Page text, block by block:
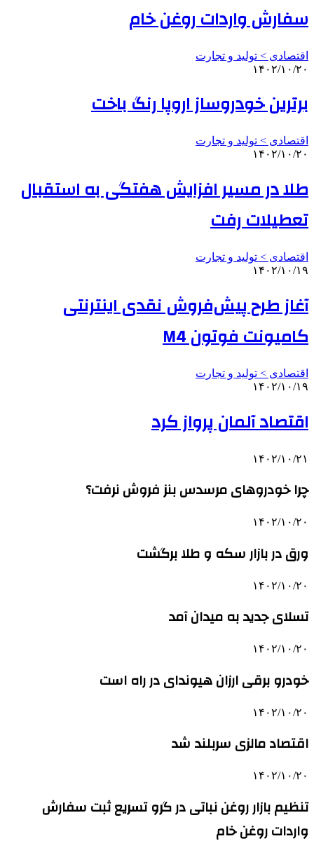
سفارش واردات روغن خام
اقتصادی > تولید و تجارت
۱۴۰۲/۱۰/۲۰
برترین خودروساز اروپا رنگ باخت
اقتصادی > تولید و تجارت
۱۴۰۲/۱۰/۲۰
طلا در مسیر افزایش هفتگی به استقبال
تعطیلات رفت
اقتصادی > تولید و تجارت
۱۴۰۲/۱۰/۱۹
آغاز طرح پیش‌فروش نقدی اینترنتی
کامیونت فوتون M4
اقتصادی > تولید و تجارت
۱۴۰۲/۱۰/۱۹
اقتصاد آلمان پرواز کرد
۱۴۰۲/۱۰/۲۱
چرا خودروهای مرسدس بنز فروش نرفت؟
۱۴۰۲/۱۰/۲۰
ورق در بازار سکه و طلا برگشت
۱۴۰۲/۱۰/۲۰
تسلای جدید به میدان آمد
۱۴۰۲/۱۰/۲۰
خودرو برقی ارزان هیوندای در راه است
۱۴۰۲/۱۰/۲۰
اقتصاد مالزی سربلند شد
۱۴۰۲/۱۰/۲۰
تنظیم بازار روغن نباتی در گرو تسریع ثبت سفارش
واردات روغن خام